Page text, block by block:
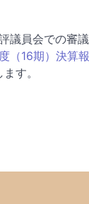
議員会での審
（16期）決算
す。